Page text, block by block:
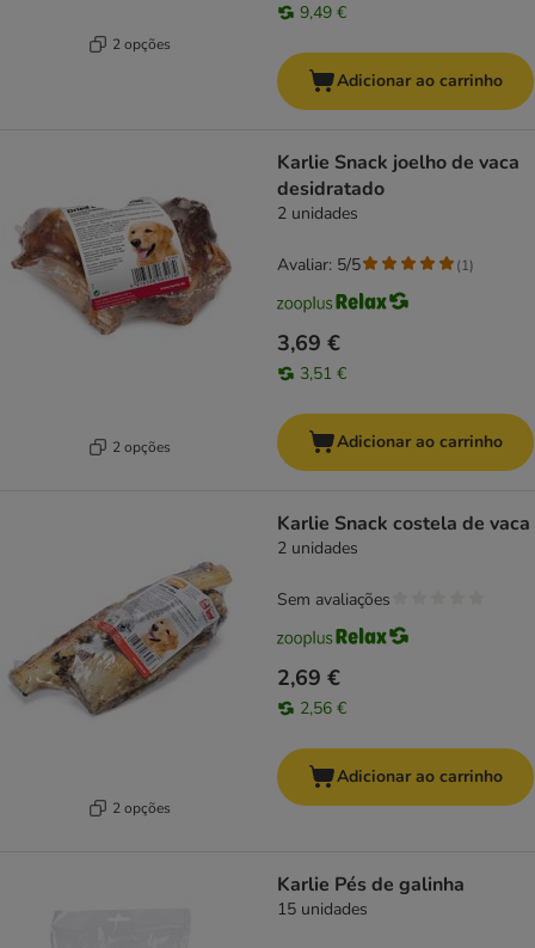
2 opções
9,49 €
Adicionar ao carrinho
2 opções
Karlie Snack joelho de vaca
desidratado
2 unidades
3,69 €
3,51 €
Avaliar: 5/5 (1)
Adicionar ao carrinho
2 opções
Karlie Snack costela de vaca
2 unidades
2,69 €
2,56 €
Sem avaliações
Adicionar ao carrinho
Karlie Pés de galinha
15 unidades